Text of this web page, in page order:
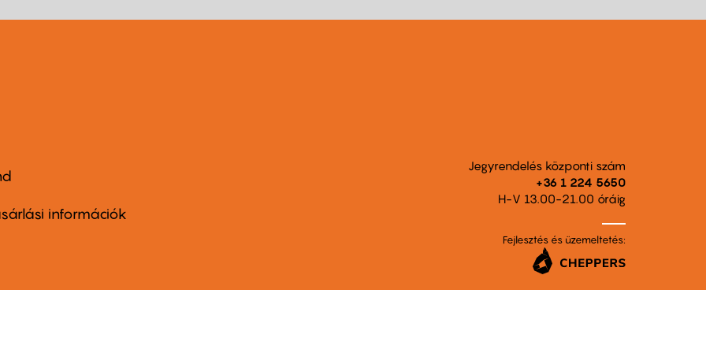
információk
Jegyrendelés központi szám
+36 1 224 5650
H-V 13.00-21.00 óráig
Fejlesztés és üzemeltetés: